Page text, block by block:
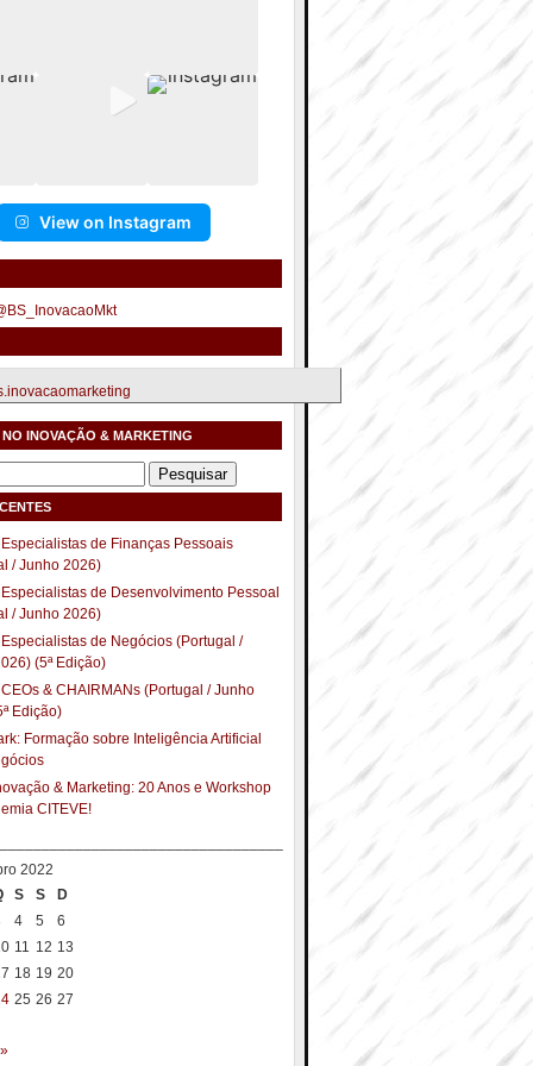
View on Instagram
NO INOVAÇÃO & MARKETING
de Finanças Pessoais
/ Junho 2026)
de Desenvolvimento Pessoal
/ Junho 2026)
de Negócios (Portugal /
(5ª Edição)
& CHAIRMANs (Portugal / Junho
Edição)
Formação sobre Inteligência Artificial
& Marketing: 20 Anos e Workshop
CITEVE!
2022
S S
D
4 5
6
11 12 13
18 19 20
25 26 27